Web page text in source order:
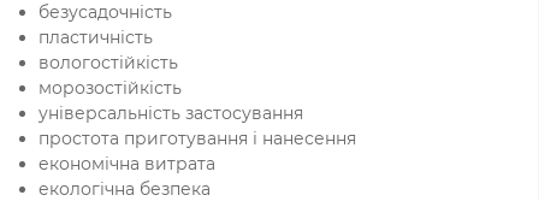
безусадочність
пластичність
вологостійкість
морозостійкість
універсальність застосування
простота приготування і нанесення
економічна витрата
екологічна безпека